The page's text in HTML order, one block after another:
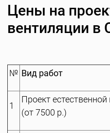
Цены на
вентиляции в
№ Вид работ
1
Проект
(от 7500 р.)